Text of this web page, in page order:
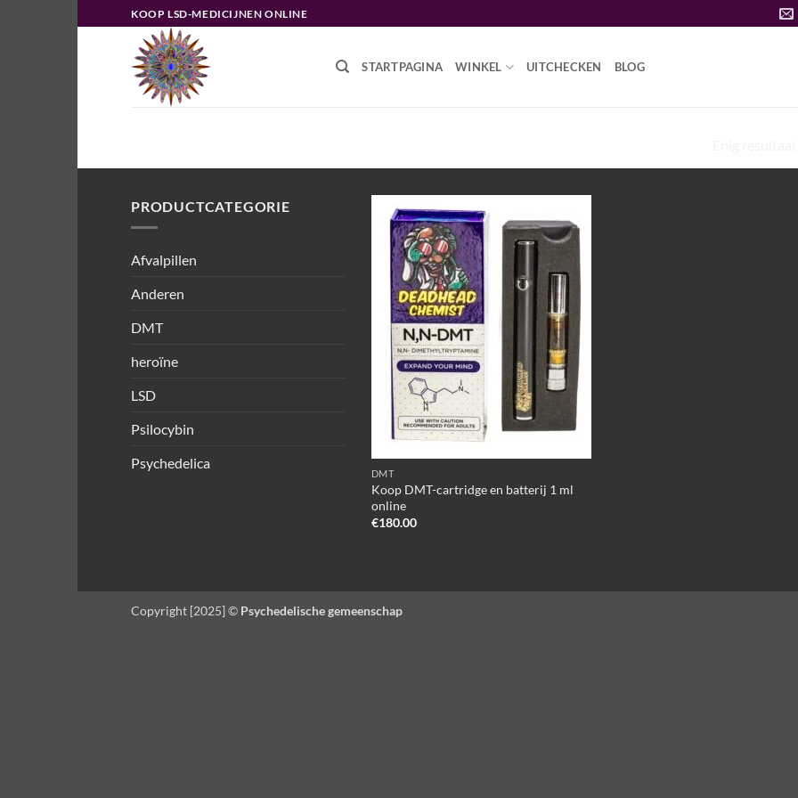
naar
KOOP LSD-MEDICIJNEN ONLINE
STARTPAGINA WINKEL UITCHECKEN BLOG
PRODUCTCATEGORIE
Afvalpillen
Anderen
DMT
heroïne
LSD
Psilocybin
Psychedelica
Add to
DMT
Koop DMT-cartridge en batterij 1 ml
online
€180.00
Copyright [2025] © Psychedelische gemeenschap